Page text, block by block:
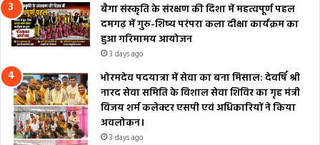
बैगा संस्कृति के संरक्षण की दिशा में महत्वपूर्ण पहल
दमगढ़ में गुरु-शिष्य परंपरा कला दीक्षा कार्यक्रम का
हुआ गरिमामय आयोजन
3 days ago
भोरमदेव पदयात्रा में सेवा का बना मिसाल: देवर्षि श्री
नारद सेवा समिति के विशाल सेवा शिविर का गृह मंत्री
विजय शर्म कलेक्टर एसपी एवं अधिकारियों ने किया
अवलोकन।
3 days ago